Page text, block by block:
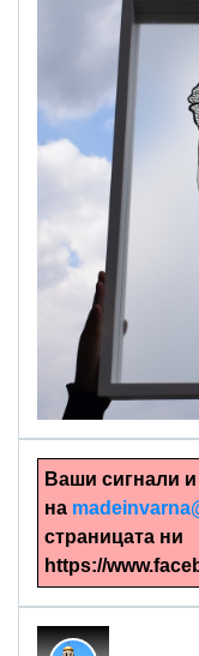
Ръчно
Ваши сигнали
на
страницата ни
https://